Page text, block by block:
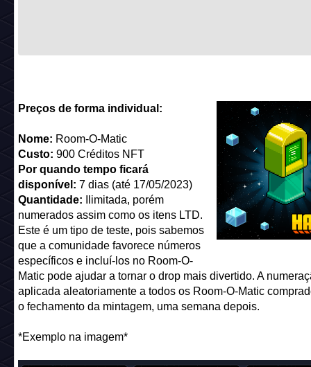
Preços de forma individual:
Nome: Room-O-Matic
Custo: 900 Créditos NFT
Por quando tempo ficará
disponível: 7 dias (até 17/05/2023)
Quantidade: Ilimitada, porém
numerados assim como os itens LTD.
Este é um tipo de teste, pois sabemos
que a comunidade favorece números
específicos e incluí-los no Room-O-
Matic pode ajudar a tornar o drop mais divertido. A
aplicada aleatoriamente a todos os Room-O-Matic
o fechamento da mintagem, uma semana depois.
*Exemplo na imagem*